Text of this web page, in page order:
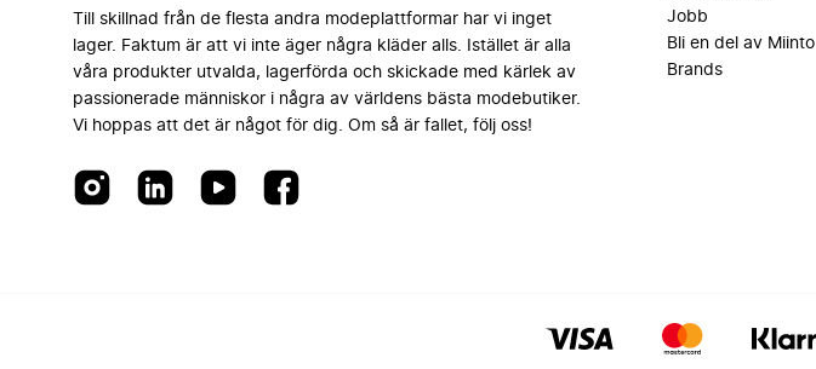
Till skillnad från de flesta andra modeplattformar har vi inget
lager. Faktum är att vi inte äger några kläder alls. Istället är alla
våra produkter utvalda, lagerförda och skickade med kärlek av
passionerade människor i några av världens bästa modebutiker.
Vi hoppas att det är något för dig. Om så är fallet, följ oss!
Jobb
Bli en del av Miinto
Brands